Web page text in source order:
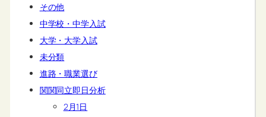
その他
中学校・中学入試
大学・大学入試
未分類
進路・職業選び
関関同立即日分析
2月1日